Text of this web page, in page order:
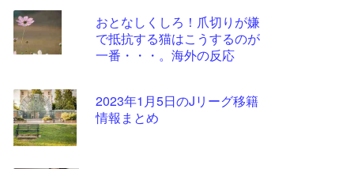
おとなしくしろ！爪切りが嫌
で抵抗する猫はこうするのが
一番・・・。海外の反応
2023年1月5日のJリーグ移籍
情報まとめ